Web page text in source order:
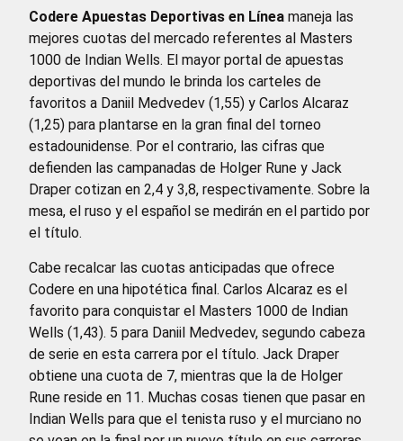
Codere Apuestas Deportivas en Línea maneja las
mejores cuotas del mercado referentes al Masters
1000 de Indian Wells. El mayor portal de apuestas
deportivas del mundo le brinda los carteles de
favoritos a Daniil Medvedev (1,55) y Carlos Alcaraz
(1,25) para plantarse en la gran final del torneo
estadounidense. Por el contrario, las cifras que
defienden las campanadas de Holger Rune y Jack
Draper cotizan en 2,4 y 3,8, respectivamente. Sobre la
mesa, el ruso y el español se medirán en el partido por
el título.
Cabe recalcar las cuotas anticipadas que ofrece
Codere en una hipotética final. Carlos Alcaraz es el
favorito para conquistar el Masters 1000 de Indian
Wells (1,43). 5 para Daniil Medvedev, segundo cabeza
de serie en esta carrera por el título. Jack Draper
obtiene una cuota de 7, mientras que la de Holger
Rune reside en 11. Muchas cosas tienen que pasar en
Indian Wells para que el tenista ruso y el murciano no